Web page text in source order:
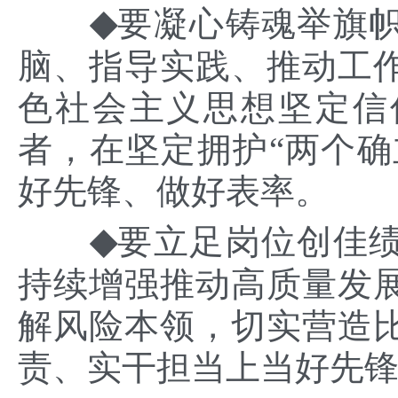
◆要凝心铸魂举旗
脑、指导实践、推动工
色社会主义思想坚定
者， 在坚定拥护“两个
好先锋、做好表率。
◆要立足岗位创佳
持续增强推动高质量发
解风险本领，切实营造
责、实干担当上当好先